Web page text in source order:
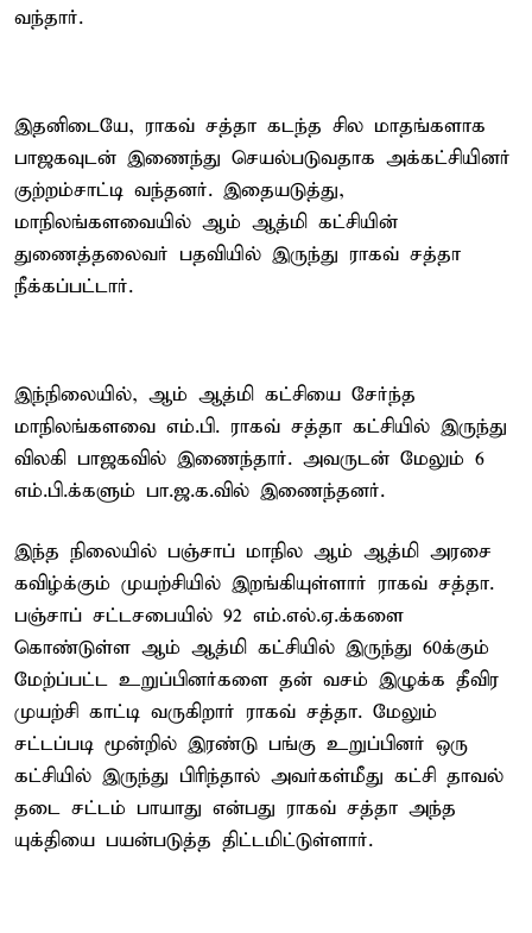
வந்தார்.
இதனிடையே, ராகவ் சத்தா கடந்த சில மாதங்களாக
பாஜகவுடன் இணைந்து செயல்படுவதாக அக்கட்சியினர்
குற்றம்சாட்டி வந்தனர். இதையடுத்து,
மாநிலங்களவையில் ஆம் ஆத்மி கட்சியின்
துணைத்தலைவர் பதவியில் இருந்து ராகவ் சத்தா
நீக்கப்பட்டார்.
இந்நிலையில், ஆம் ஆத்மி கட்சியை சேர்ந்த
மாநிலங்களவை எம்.பி. ராகவ் சத்தா கட்சியில் இருந்து
விலகி பாஜகவில் இணைந்தார். அவருடன் மேலும் 6
எம்.பி.க்களும் பா.ஜ.க.வில் இணைந்தனர்.
இந்த நிலையில் பஞ்சாப் மாநில ஆம் ஆத்மி அரசை
கவிழ்க்கும் முயற்சியில் இறங்கியுள்ளார் ராகவ் சத்தா.
பஞ்சாப் சட்டசபையில் 92 எம்.எல்.ஏ.க்களை
கொண்டுள்ள ஆம் ஆத்மி கட்சியில் இருந்து 60க்கும்
மேற்ப்பட்ட உறுப்பினர்களை தன் வசம் இழுக்க தீவிர
முயற்சி காட்டி வருகிறார் ராகவ் சத்தா. மேலும்
சட்டப்படி மூன்றில் இரண்டு பங்கு உறுப்பினர் ஒரு
கட்சியில் இருந்து பிரிந்தால் அவர்கள்மீது கட்சி தாவல்
தடை சட்டம் பாயாது என்பது ராகவ் சத்தா அந்த
யுக்தியை பயன்படுத்த திட்டமிட்டுள்ளார்.